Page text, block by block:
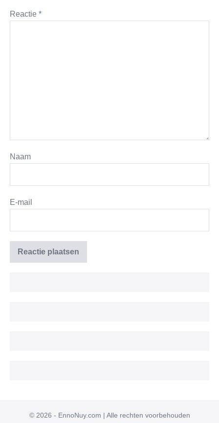
Reactie *
Naam
E-mail
© 2026 - EnnoNuy.com | Alle rechten voorbehouden